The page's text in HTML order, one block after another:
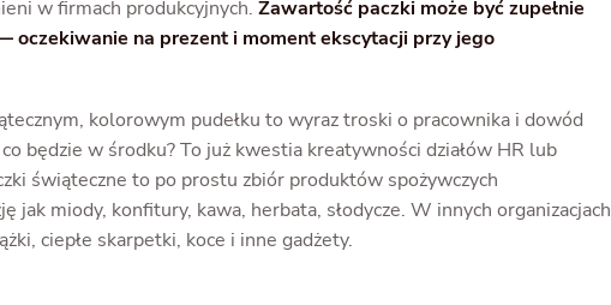
w firmach produkcyjnych. Zawartość paczki może być zupełnie
oczekiwanie na prezent i moment ekscytacji przy jego
kolorowym pudełku to wyraz troski o pracownika i dowód
będzie w środku? To już kwestia kreatywności działów HR lub
świąteczne to po prostu zbiór produktów spożywczych
jak miody, konfitury, kawa, herbata, słodycze. W innych organizacjach
ciepłe skarpetki, koce i inne gadżety.